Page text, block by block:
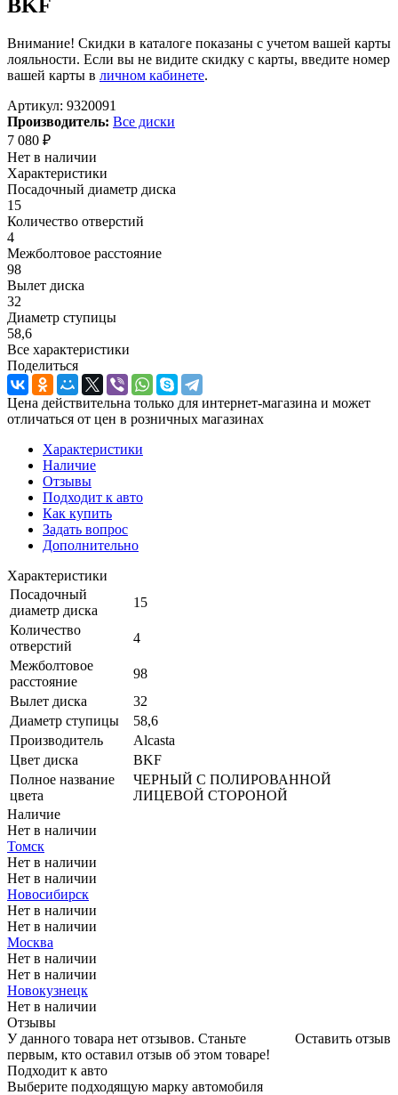
BKF
Внимание! Скидки в каталоге показаны с учетом вашей карты
лояльности. Если вы не видите скидку с карты, введите номер
вашей карты в личном кабинете.
Артикул: 9320091
Производитель: Все диски
7 080 ₽
Нет в наличии
Характеристики
Посадочный диаметр диска
15
Количество отверстий
4
Межболтовое расстояние
98
Вылет диска
32
Диаметр ступицы
58,6
Все характеристики
Поделиться
Цена действительна только для интернет-магазина и может
отличаться от цен в розничных магазинах
Характеристики
Наличие
Отзывы
Подходит к авто
Как купить
Задать вопрос
Дополнительно
Характеристики
Посадочный
диаметр диска
15
Количество
отверстий
4
Межболтовое
расстояние
98
Вылет диска
32
Диаметр ступицы
58,6
Производитель
Alcasta
Цвет диска
BKF
Полное название
цвета
ЧЕРНЫЙ С ПОЛИРОВАННОЙ
ЛИЦЕВОЙ СТОРОНОЙ
Наличие
Нет в наличии
Томск
Нет в наличии
Нет в наличии
Новосибирск
Нет в наличии
Нет в наличии
Москва
Нет в наличии
Нет в наличии
Новокузнецк
Нет в наличии
Отзывы
Оставить отзыв
У данного товара нет отзывов. Станьте
первым, кто оставил отзыв об этом товаре!
Подходит к авто
Выберите подходящую марку автомобиля